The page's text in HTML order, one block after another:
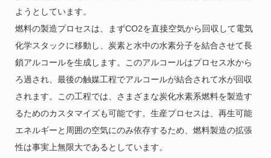
ようとしています。
燃料の製造プロセスは、まずCO2を直接空気から回収して電気
化学スタックに移動し、炭素と水中の水素分子を結合させて長
鎖アルコールを生成します。このアルコールはプロセス水から
ろ過され、最後の触媒工程でアルコールが結合されて水が回収
されます。この工程では、さまざまな炭化水素系燃料を製造す
るためのカスタマイズも可能です。生産プロセスは、再生可能
エネルギーと周囲の空気にのみ依存するため、燃料製造の拡張
性は事実上無限大であるとしています。